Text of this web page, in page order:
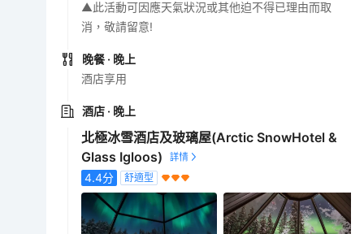
▲此活動可因應天氣狀況或其他迫不得已理由而取
消，敬請留意!
晚餐 · 晚上
酒店享用
酒店 · 晚上
北極冰雪酒店及玻璃屋(Arctic SnowHotel &
Glass Igloos)
4.4分 舒適型